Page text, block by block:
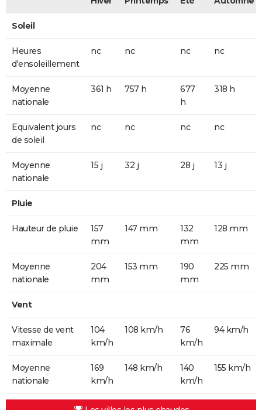
Soleil
Heures
d'ensoleillement
nc nc nc nc
Moyenne
nationale
361 h 757 h
677
h
318 h
Equivalent jours
de soleil
nc nc nc nc
Moyenne
nationale
15 j 32 j 28 j 13 j
Pluie
Hauteur de pluie
157
mm
147 mm
132
mm
128 mm
Moyenne
nationale
204
mm
153 mm
190
mm
225 mm
Vent
Vitesse de vent
maximale
104
km/h
108 km/h
76
km/h
94 km/h
Moyenne
nationale
169
km/h
148 km/h
140
km/h
155 km/h